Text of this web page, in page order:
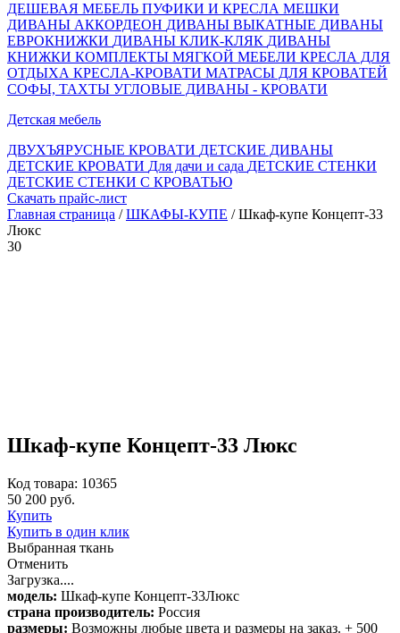
ДЕШЕВАЯ МЕБЕЛЬ ПУФИКИ И КРЕСЛА МЕШКИ
ДИВАНЫ АККОРДЕОН ДИВАНЫ ВЫКАТНЫЕ ДИВАНЫ
ЕВРОКНИЖКИ ДИВАНЫ КЛИК-КЛЯК ДИВАНЫ
КНИЖКИ КОМПЛЕКТЫ МЯГКОЙ МЕБЕЛИ КРЕСЛА ДЛЯ
ОТДЫХА КРЕСЛА-КРОВАТИ МАТРАСЫ ДЛЯ КРОВАТЕЙ
СОФЫ, ТАХТЫ УГЛОВЫЕ ДИВАНЫ - КРОВАТИ
Детская мебель
ДВУХЪЯРУСНЫЕ КРОВАТИ ДЕТСКИЕ ДИВАНЫ
ДЕТСКИЕ КРОВАТИ Для дачи и сада ДЕТСКИЕ СТЕНКИ
ДЕТСКИЕ СТЕНКИ С КРОВАТЬЮ
Скачать прайс-лист
Главная страница /ШКАФЫ-КУПЕ / Шкаф-купе Концепт-33
Люкс
30
Шкаф-купе Концепт-33 Люкс
Код товара: 10365
50 200 руб.
Купить
Купить в один клик
Выбранная ткань
Отменить
Загрузка....
модель: Шкаф-купе Концепт-33Люкс
страна производитель: Россия
размеры: Возможны любые цвета и размеры на заказ. + 500